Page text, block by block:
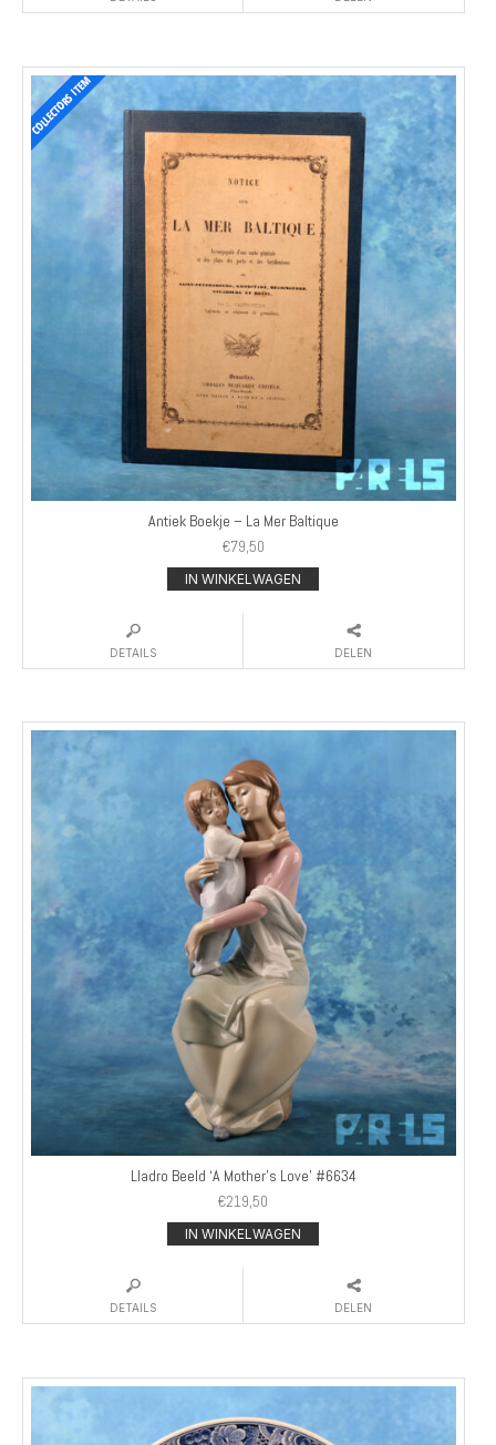
Antiek Boekje – La Mer Baltique
€79,50
IN WINKELWAGEN
DETAILS DELEN
Lladro Beeld ‘A Mother’s Love’ #6634
€219,50
IN WINKELWAGEN
DETAILS DELEN